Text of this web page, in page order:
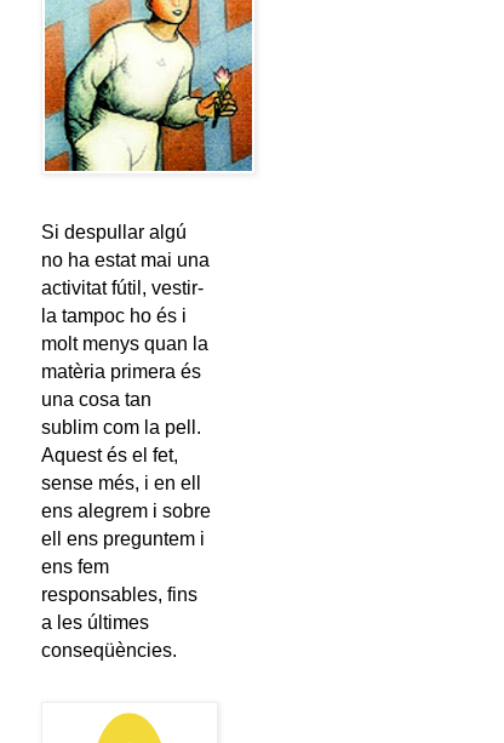
Si despullar algú
no ha estat mai una
activitat fútil, vestir-
la tampoc ho és i
molt menys quan la
matèria primera és
una cosa tan
sublim com la pell.
Aquest és el fet,
sense més, i en ell
ens alegrem i sobre
ell ens preguntem i
ens fem
responsables, fins
a les últimes
conseqüències.